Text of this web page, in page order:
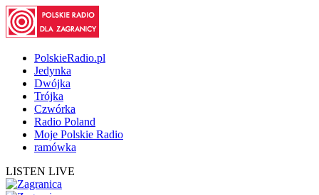
PolskieRadio.pl
Jedynka
Dwójka
Trójka
Czwórka
Radio Poland
Moje Polskie Radio
ramówka
LISTEN LIVE